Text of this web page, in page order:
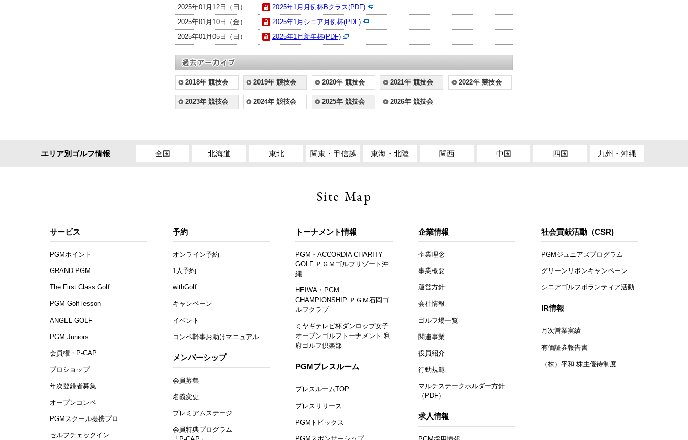
2025年01月12日（日）
2025年1月月例杯Bクラス(PDF)
2025年01月10日（金）
2025年1月シニア月例杯(PDF)
2025年01月05日（日）
2025年1月新年杯(PDF)
2018年 競技会 2019年 競技会 2020年 競技会 2021年 競技会 2022年 競技会
2023年 競技会 2024年 競技会 2025年 競技会 2026年 競技会
エリア別ゴルフ情報 全国 北海道 東北 関東・甲信越 東海・北陸 関西 中国 四国 九州・沖縄
Site Map
サービス
PGMポイント
GRAND PGM
The First Class Golf
PGM Golf lesson
ANGEL GOLF
PGM Juniors
会員権・P-CAP
プロショップ
年次登録者募集
オープンコンペ
PGMスクール提携プロ
セルフチェックイン
予約
オンライン予約
1人予約
withGolf
キャンペーン
イベント
コンペ幹事お助けマニュアル
メンバーシップ
会員募集
名義変更
プレミアムステージ
会員特典プログラム
トーナメント情報
PGM・ACCORDIA CHARITY
GOLF ＰＧＭゴルフリゾート沖
縄
HEIWA・PGM
CHAMPIONSHIP ＰＧＭ石岡ゴ
ルフクラブ
ミヤギテレビ杯ダンロップ女子
オープンゴルフトーナメント 利
府ゴルフ倶楽部
PGMプレスルーム
プレスルームTOP
プレスリリース
PGMトピックス
企業情報
企業理念
事業概要
運営方針
会社情報
ゴルフ場一覧
関連事業
役員紹介
行動規範
マルチステークホルダー方針
（PDF）
求人情報
社会貢献活動（CSR)
PGMジュニアズプログラム
グリーンリボンキャンペーン
シニアゴルフボランティア活動
IR情報
月次営業実績
有価証券報告書
（株）平和 株主優待制度